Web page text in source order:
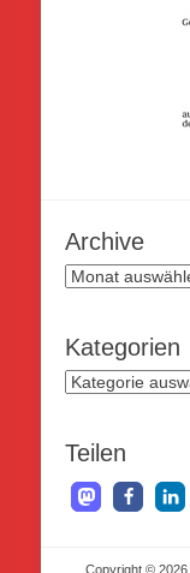
Archive
Archive
Kategorien
Kategorien
Teilen
Copyright © 2026